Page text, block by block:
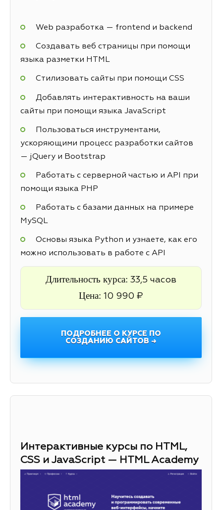
Web разработка — frontend и backend
Создавать веб страницы при помощи
языка разметки HTML
Стилизовать сайты при помощи CSS
Добавлять интерактивность на ваши
сайты при помощи языка JavaScript
Пользоваться инструментами,
ускоряющими процесс разработки сайтов
— jQuery и Bootstrap
Работать с серверной частью и API при
помощи языка PHP
Работать с базами данных на примере
MySQL
Основы языка Python и узнаете, как его
можно использовать в работе с API
Длительность курса: 33,5 часов
Цена: 10 990 ₽
ПОДРОБНЕЕ О КУРСЕ ПО
СОЗДАНИЮ САЙТОВ →
Интерактивные курсы по HTML,
CSS и JavaScript — HTML Academy